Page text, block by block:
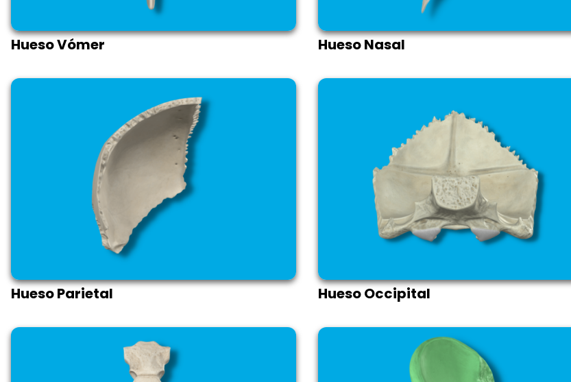
Hueso Vómer Hueso Nasal
Hueso Parietal Hueso Occipital